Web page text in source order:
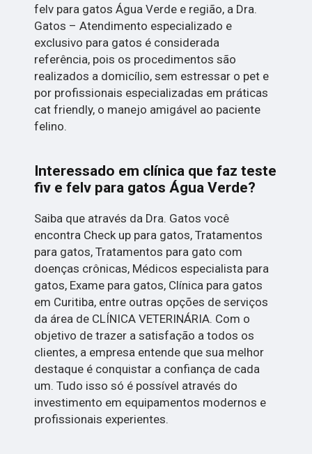
felv para gatos Água Verde e região, a Dra.
Gatos – Atendimento especializado e
exclusivo para gatos é considerada
referência, pois os procedimentos são
realizados a domicílio, sem estressar o pet e
por profissionais especializadas em práticas
cat friendly, o manejo amigável ao paciente
felino.
Interessado em clínica que faz teste
fiv e felv para gatos Água Verde?
Saiba que através da Dra. Gatos você
encontra Check up para gatos, Tratamentos
para gatos, Tratamentos para gato com
doenças crônicas, Médicos especialista para
gatos, Exame para gatos, Clínica para gatos
em Curitiba, entre outras opções de serviços
da área de CLÍNICA VETERINÁRIA. Com o
objetivo de trazer a satisfação a todos os
clientes, a empresa entende que sua melhor
destaque é conquistar a confiança de cada
um. Tudo isso só é possível através do
investimento em equipamentos modernos e
profissionais experientes.